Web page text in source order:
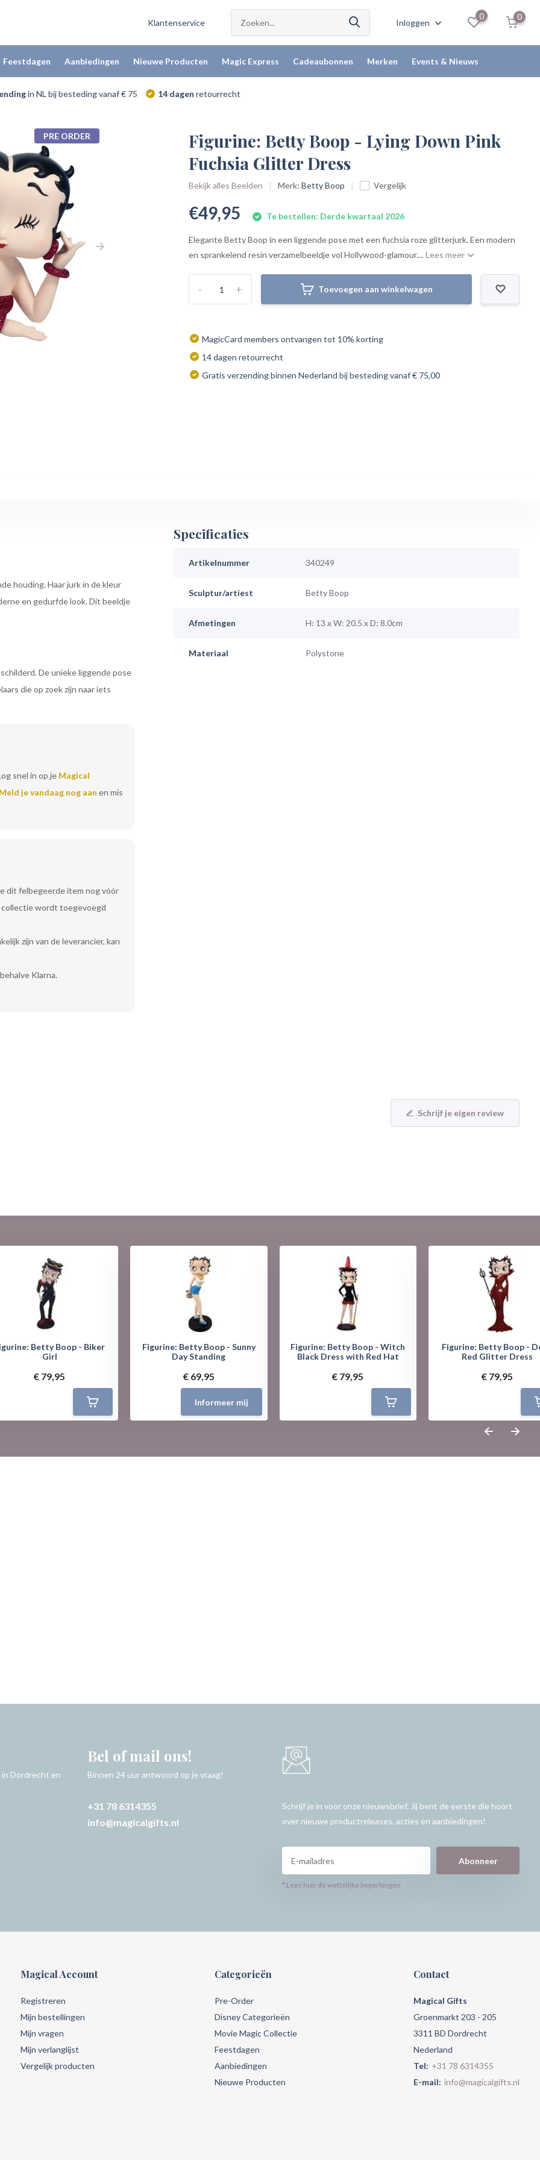
Klantenservice Inloggen
0 0
Feestdagen Aanbiedingen Nieuwe Producten Magic Express Cadeaubonnen Merken Events & Nieuws
in NL bij besteding vanaf € 75 14 dagen retourrecht
PRE ORDER
Figurine: Betty Boop - Lying Down Pink
Fuchsia Glitter Dress
Bekijk alles Beelden Merk:Betty Boop Vergelijk
€49,95 Te bestellen: Derde kwartaal 2026
Elegante Betty Boop in een liggende pose met een fuchsia roze glitterjurk. Een modern
en sprankelend resin verzamelbeeldje vol Hollywood-glamour....Lees meer
+
- Toevoegen aan winkelwagen
MagicCard members ontvangen tot 10% korting
14 dagen retourrecht
Gratis verzending binnen Nederland bij besteding vanaf € 75,00
houding. Haar jurk in de kleur
en gedurfde look. Dit beeldje
De unieke liggende pose
die op zoek zijn naar iets
snel in op je Magical
Meld je vandaag nog aan en mis
dit felbegeerde item nog vóór
collectie wordt toegevoegd
zijn van de leverancier, kan
Klarna.
Specificaties
Artikelnummer 340249
Sculptur/artiest Betty Boop
Afmetingen H: 13 x W: 20.5 x D: 8.0cm
Materiaal Polystone
Schrijf je eigen review
Betty Boop - Biker
Girl
€ 79,95
Figurine: Betty Boop - Sunny
Day Standing
€ 69,95
Informeer mij
Figurine: Betty Boop - Witch
Black Dress with Red Hat
€ 79,95
Figurine: Betty Boop -
Red Glitter Dress
€ 79,95
Dordrecht en
Bel of mail ons!
Binnen 24 uur antwoord op je vraag!
+31 78 6314355
info@magicalgifts.nl
Schrijf je in voor onze nieuwsbrief. Jij bent de eerste die hoort
over nieuwe productreleases, acties en aanbiedingen!
Abonneer
* Lees hier de wettelijke beperkingen
Magical Account
Registreren
Mijn bestellingen
Mijn vragen
Mijn verlanglijst
Vergelijk producten
Categorieën
Pre-Order
Disney Categorieën
Movie Magic Collectie
Feestdagen
Aanbiedingen
Nieuwe Producten
Contact
Magical Gifts
Groenmarkt 203 - 205
3311 BD Dordrecht
Nederland
Tel: +31 78 6314355
E-mail: info@magicalgifts.nl